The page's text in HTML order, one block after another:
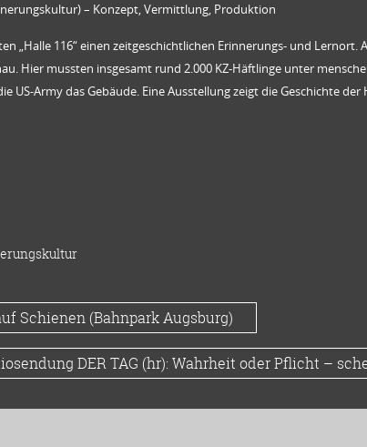
– Konzept, Vermittlung, Produktion
„Halle 116“ einen zeitgeschichtlichen Erinnerungs- und Lernort.
Hier mussten insgesamt rund 2.000 KZ-Häftlinge unter
US-Army das Gebäude. Eine Ausstellung zeigt die Geschichte
Schienen (Bahnpark Augsburg)
DER TAG (hr): Wahrheit oder Pflicht –